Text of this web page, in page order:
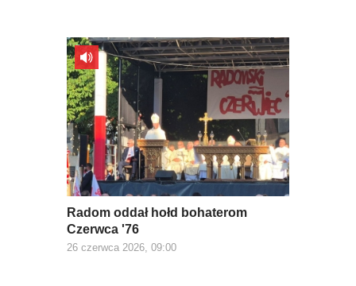
Radom oddał hołd bohaterom
Czerwca '76
26 czerwca 2026, 09:00